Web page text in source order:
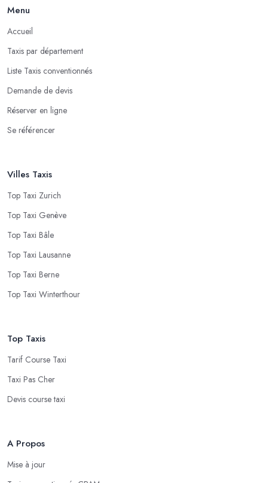
Menu
Accueil
Taxis par département
Liste Taxis conventionnés
Demande de devis
Réserver en ligne
Se référencer
Villes Taxis
Top Taxi Zurich
Top Taxi Genève
Top Taxi Bâle
Top Taxi Lausanne
Top Taxi Berne
Top Taxi Winterthour
Top Taxis
Tarif Course Taxi
Taxi Pas Cher
Devis course taxi
A Propos
Mise à jour